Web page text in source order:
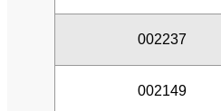
002237
002149